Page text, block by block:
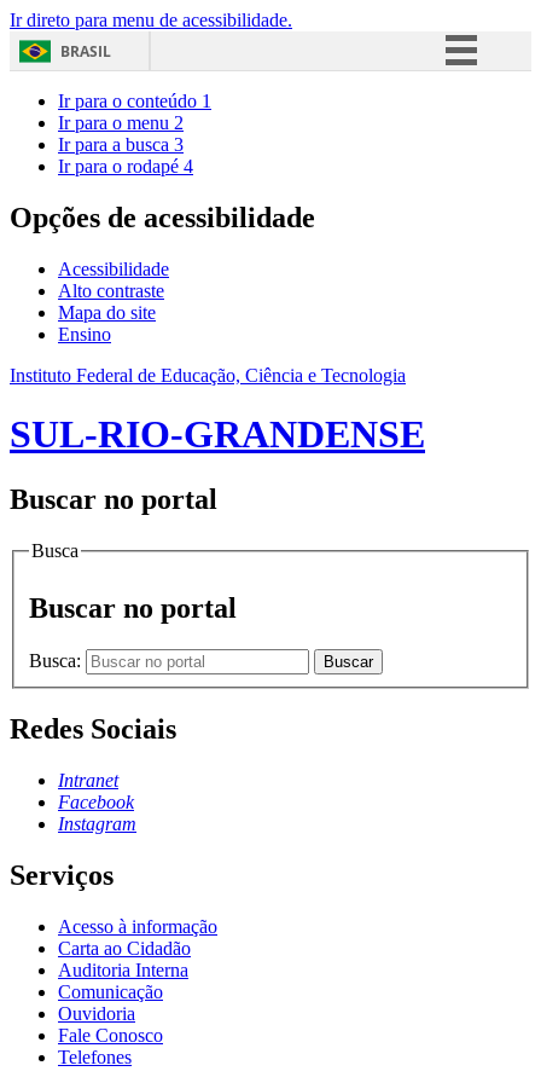
Ir direto para menu de acessibilidade.
BRASIL
Acesso à informação
Ir para o conteúdo 1
Ir para o menu 2
Ir para a busca 3
Ir para o rodapé 4
Opções de acessibilidade
Acessibilidade
Alto contraste
Mapa do site
Ensino
Instituto Federal de Educação, Ciência e Tecnologia
SUL-RIO-GRANDENSE
Buscar no portal
Busca
Buscar no portal
Busca: Buscar
Redes Sociais
Intranet
Facebook
Instagram
Serviços
Acesso à informação
Carta ao Cidadão
Auditoria Interna
Comunicação
Ouvidoria
Fale Conosco
Telefones